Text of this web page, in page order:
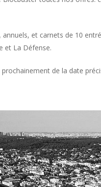
et carnets de 10
et La Défense.
de la date